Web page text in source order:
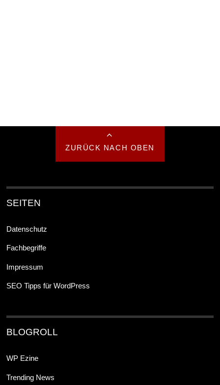
ZURÜCK NACH OBEN
SEITEN
Datenschutz
Fachbegriffe
Impressum
SEO Tipps für WordPress
BLOGROLL
WP Ezine
Trending News